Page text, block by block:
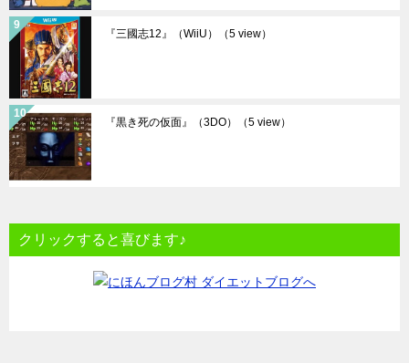
『三國志12』（WiiU） （5 view）
『黒き死の仮面』（3DO） （5 view）
クリックすると喜びます♪